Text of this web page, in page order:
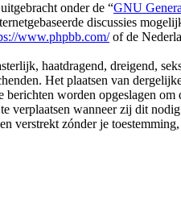
onder de “GNU
discussies
www.phpbb.com/of de
haatdragend, dreigend,
Het plaatsen van
worden opgeslagen
verplaatsen wanneer zij dit
verstrekt zónder je